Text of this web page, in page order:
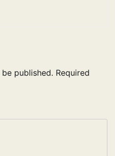
published. Required